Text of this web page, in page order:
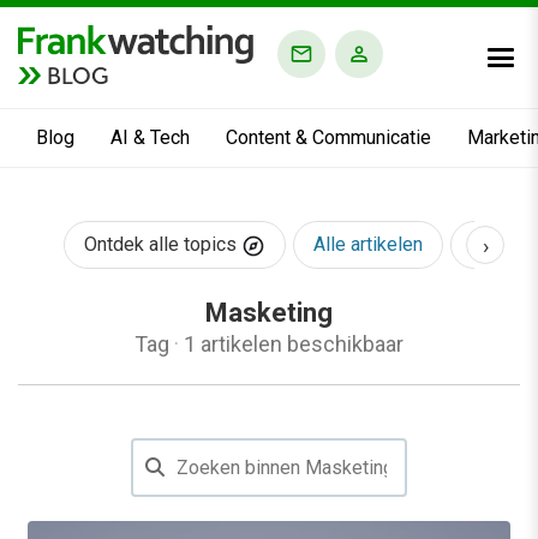
BLOG
Blog AI & Tech Content & Communicatie
Ontdek alle topics Alle artikelen AI &
›
Masketing
Tag · 1 artikelen beschikbaar